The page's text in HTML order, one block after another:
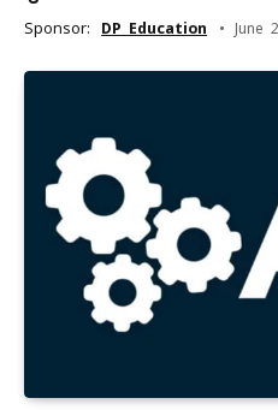
Sponsor: DP Education June